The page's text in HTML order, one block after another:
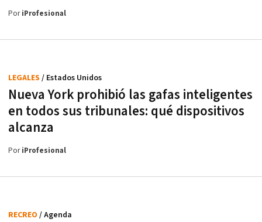
PoriProfesional
Nueva York prohibió las gafas inteligentes
en todos sus tribunales: qué dispositivos
alcanza
LEGALES / Estados Unidos
PoriProfesional
RECREO / Agenda